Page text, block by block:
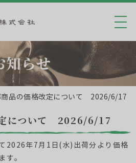
商品の価格改定について 2026/6/17
定について 2026/6/17
2026年7月1日(水)出荷分より価格
す。